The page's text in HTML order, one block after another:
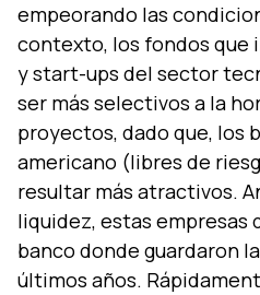
empeorando las
contexto, los fondos que
y start-ups del sector
ser más selectivos a la
proyectos, dado que, los
americano (libres de
resultar más atractivos.
liquidez, estas empresas
banco donde guardaron
últimos años.